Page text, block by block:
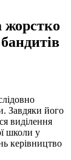
жорстко
Завдяки його
виділення
школи у
керівництво